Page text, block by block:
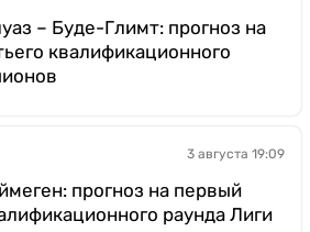
– Буде-Глимт: прогноз на
квалификационного
3 августа 19:09
прогноз на первый
раунда Лиги